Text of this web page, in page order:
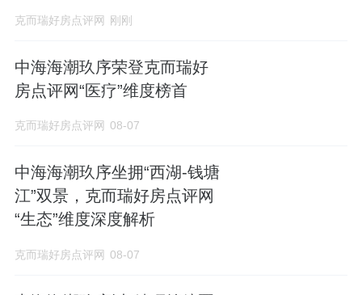
克而瑞好房点评网 刚刚
中海海潮玖序荣登克而瑞好
房点评网“医疗”维度榜首
克而瑞好房点评网 08-07
中海海潮玖序坐拥“西湖-钱塘
江”双景，克而瑞好房点评网
“生态”维度深度解析
克而瑞好房点评网 08-07